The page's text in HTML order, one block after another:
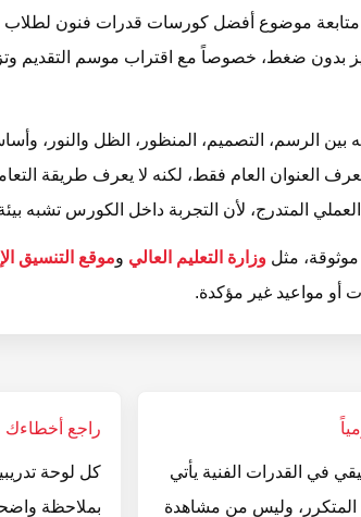
بدون ضغط، خصوصاً مع اقتراب موسم التقديم
الرسم، التصميم، المنظور، الظل والنور،
العنوان العام فقط، لكنه لا يعرف طريقة
المتدرج، لأن التجربة داخل الكورس تشبه بيئة
مثل وزارة التعليم العالي وموقع التنسيق
أو مواعيد غير مؤكدة.
في القدرات الفنية يأتي
المتكرر، وليس من مشاهدة
راجع أخطاءك
كل لوحة
بملاحظة